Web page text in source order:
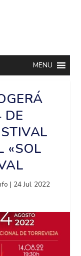
MENU
DE
«SOL
| 24 Jul 2022